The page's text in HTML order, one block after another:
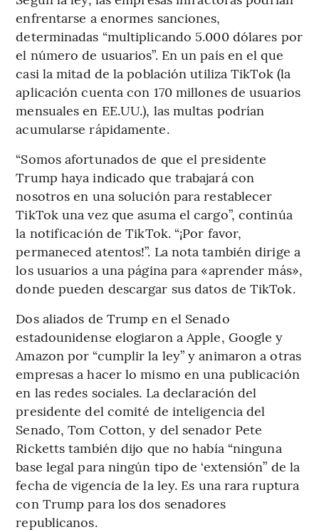
enfrentarse a enormes sanciones,
determinadas “multiplicando 5.000 dólares por
el número de usuarios”. En un país en el que
casi la mitad de la población utiliza TikTok (la
aplicación cuenta con 170 millones de usuarios
mensuales en EE.UU.), las multas podrían
acumularse rápidamente.
“Somos afortunados de que el presidente
Trump haya indicado que trabajará con
nosotros en una solución para restablecer
TikTok una vez que asuma el cargo”, continúa
la notificación de TikTok. “¡Por favor,
permaneced atentos!”. La nota también dirige a
los usuarios a una página para «aprender más»,
donde pueden descargar sus datos de TikTok.
Dos aliados de Trump en el Senado
estadounidense elogiaron a Apple, Google y
Amazon por “cumplir la ley” y animaron a otras
empresas a hacer lo mismo en una publicación
en las redes sociales. La declaración del
presidente del comité de inteligencia del
Senado, Tom Cotton, y del senador Pete
Ricketts también dijo que no había “ninguna
base legal para ningún tipo de ‘extensión” de la
fecha de vigencia de la ley. Es una rara ruptura
con Trump para los dos senadores
republicanos.